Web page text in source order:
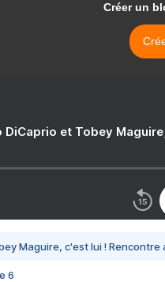
Créer un
DiCaprio et Tobey
Maguire, c'est lui ! Rencontre
6